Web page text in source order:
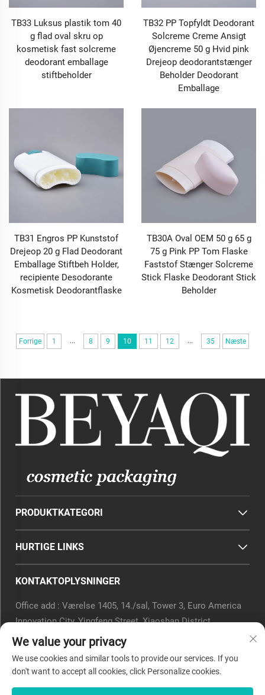
TB33 Luksus plastik tom 40
g flad oval skru op
kosmetisk fast solcreme
deodorant emballage
stiftbeholder
TB32 PP Topfyldt Deodorant
Solcreme Creme Ansigt
Øjencreme 50 g Hvid pink
Drejeop deodorantstænger
Beholder Deodorant
Emballage
TB31 Engros PP Kunststof
Drejeop 20 g Flad Deodorant
Emballage Stiftbeh Holder,
recipiente Desodorante
Kosmetisk Deodorantflaske
TB30A Oval OEM 50 g 65 g
75 g Pink PP Tom Flaske
Faststof Stænger Solcreme
Stick Flaske Deodorant Stick
Beholder
Forrige 1 ... 8 9 10 11 12 ... 35 Næste
PRODUKTKATEGORI
HURTIGE LINKS
KONTAKTOPLYSNINGER
Office add : Værelse 1405, 14./sal, Tower 3, Euro America
Innovation City, Yingfeng Street, Xiaoshan District,
Hangzhou, Zhejiang-provinsen, Kina.
[email protected]
Telefon: 0571-82266375
We value your privacy
We use cookies and similar tools to provide our services. If you
don't want to accept all cookies, click Personalize cookies.